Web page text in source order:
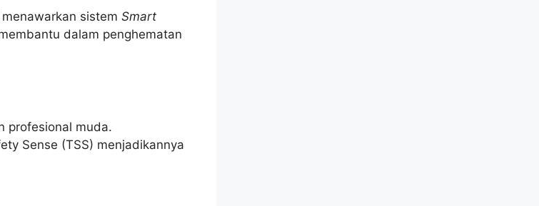
sistem Smart
dalam penghematan
profesional muda.
Sense (TSS) menjadikannya